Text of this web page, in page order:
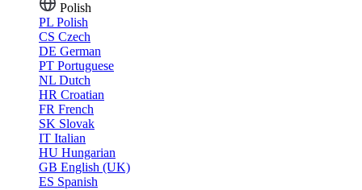
Polish
PL Polish
CS Czech
DE German
PT Portuguese
NL Dutch
HR Croatian
FR French
SK Slovak
IT Italian
HU Hungarian
GB English (UK)
ES Spanish